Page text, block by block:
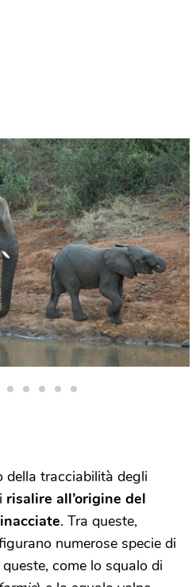
della tracciabilità degli
risalire all’origine del
. Tra queste,
numerose specie di
come lo squalo di